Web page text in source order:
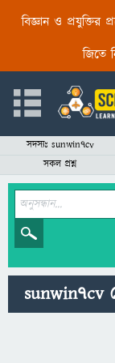
বিজ্ঞান ও প্রযুক্তির
জিতে
সদস্যঃ sunwin7cv
সকল প্রশ্ন
sunwin7cv